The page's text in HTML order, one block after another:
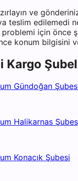
ve
teslim edilemedi
için önce
konum bilgisini
Kargo
Gündoğan
Halikarnas
Konacık Şubesi